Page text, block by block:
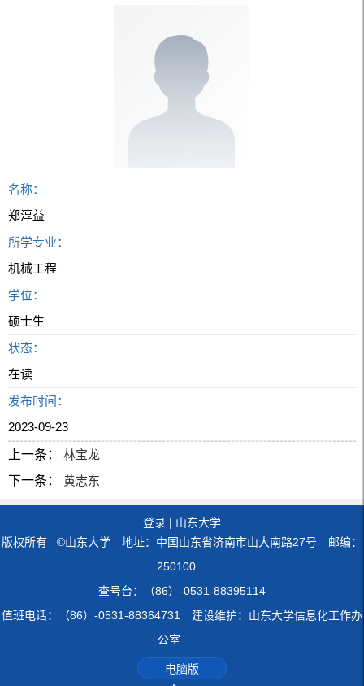
名称：
郑淳益
所学专业：
机械工程
学位：
硕士生
状态：
在读
发布时间：
2023-09-23
上一条：
林宝龙
下一条：
黄志东
登录 | 山东大学
版权所有 ©山东大学 地址：中国山东省济南市山大南路27号 邮编：
250100
查号台：（86）-0531-88395114
值班电话：（86）-0531-88364731 建设维护：山东大学信息化工作办
公室
电脑版